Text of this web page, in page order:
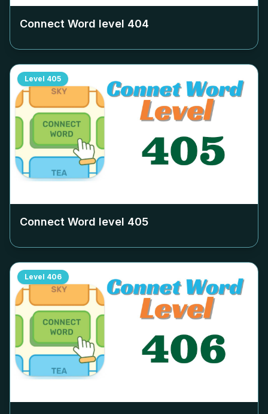
Connect Word level 404
Level 405
Connect Word level 405
Level 406